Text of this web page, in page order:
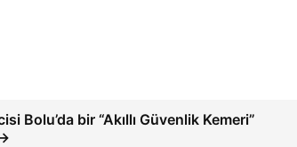
Bolu’da bir “Akıllı Güvenlik Kemeri”